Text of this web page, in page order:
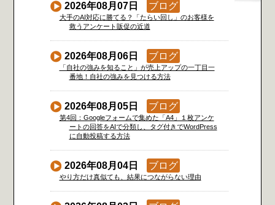
2026年08月07日 ブログ
大手のAI対応に勝てる？「たらい回し」のお客様を
救うアンケート販促の近道
2026年08月06日 ブログ
「自社の強みを知ること」が売上アップの一丁目一
番地！自社の強みを見つける方法
2026年08月05日 ブログ
第4回：Googleフォームで集めた「A4」１枚アンケ
ートの回答をAIで分類し、タグ付きでWordPress
に自動投稿する方法
2026年08月04日 ブログ
やり方だけ真似ても、結果につながらない理由